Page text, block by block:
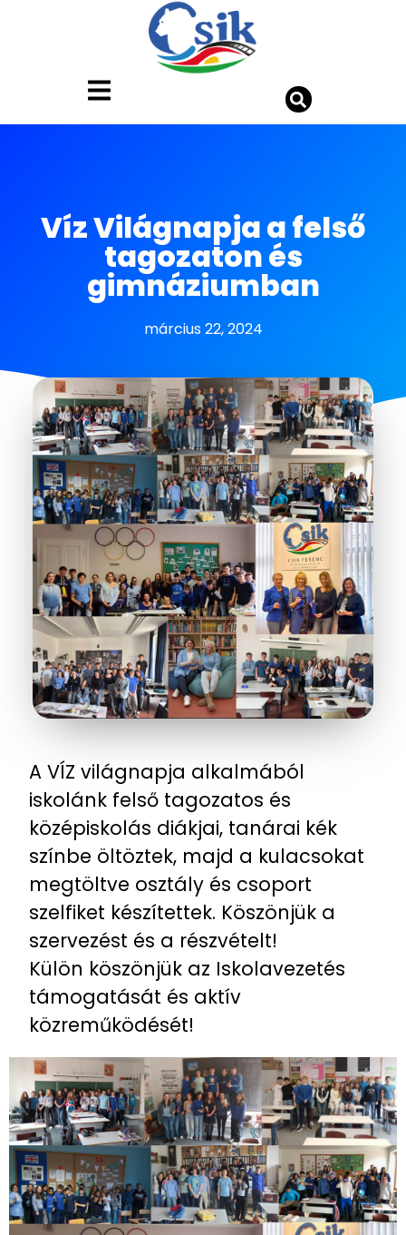
Víz Világnapja a felső
tagozaton és
gimnáziumban
március 22, 2024
A VÍZ világnapja alkalmából
iskolánk felső tagozatos és
középiskolás diákjai, tanárai kék
színbe öltöztek, majd a kulacsokat
megtöltve osztály és csoport
szelfiket készítettek. Köszönjük a
szervezést és a részvételt!
Külön köszönjük az Iskolavezetés
támogatását és aktív
közreműködését!